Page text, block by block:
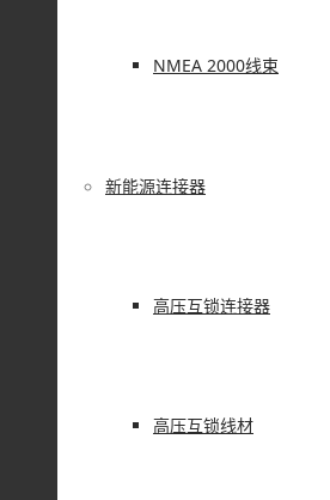
NMEA 2000线束
新能源连接器
高压互锁连接器
高压互锁线材